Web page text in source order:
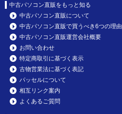
中古パソコン直販をもっと知る
中古パソコン直販について
中古パソコン直販で買うべき6つの理由
中古パソコン直販運営会社概要
お問い合わせ
特定商取引に基づく表示
古物営業法に基づく表記
パッセルについて
相互リンク案内
よくあるご質問